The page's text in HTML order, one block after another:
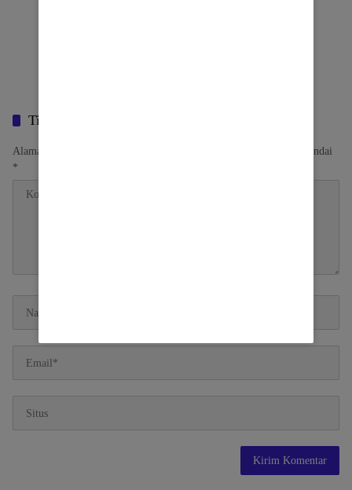
Tinggalkan Balasan
Alamat email Anda tidak akan dipublikasikan.
Ruas yang wajib ditandai
*